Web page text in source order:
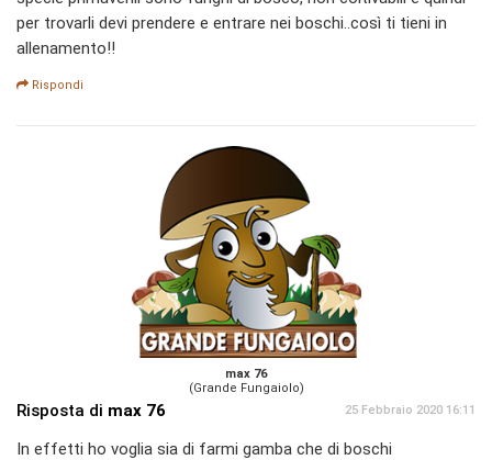
per trovarli devi prendere e entrare nei boschi..così ti tieni in
allenamento!!
Rispondi
max 76
(Grande Fungaiolo)
Risposta di max 76 25 Febbraio 2020 16:11
In effetti ho voglia sia di farmi gamba che di boschi